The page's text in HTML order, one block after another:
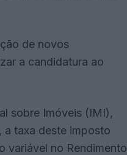
de novos
a candidatura ao
sobre Imóveis (IMI),
taxa deste imposto
variável no Rendimento